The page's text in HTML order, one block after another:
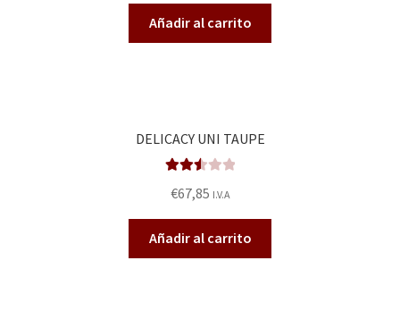
2.92de
5
Añadir al carrito
DELICACY UNI TAUPE
do en
2.57
de 5
€67,85 I.V.A
Añadir al carrito